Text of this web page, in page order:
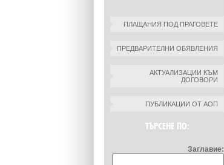
ПЛАЩАНИЯ ПОД ПРАГОВЕТЕ
ПРЕДВАРИТЕЛНИ ОБЯВЛЕНИЯ
АКТУАЛИЗАЦИИ КЪМ
ДОГОВОРИ
ПУБЛИКАЦИИ ОТ АОП
ТЪРСЕНЕ ПО:
Заглавие: